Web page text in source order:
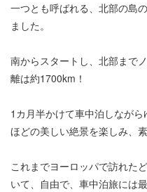
一つとも呼ばれる、北部の島
ました。
南からスタートし、北部まで
離は約1700km！
1カ月半かけて車中泊しなが
ほどの美しい絶景を楽しみ、
これまでヨーロッパで訪れた
いて、自由で、車中泊旅には